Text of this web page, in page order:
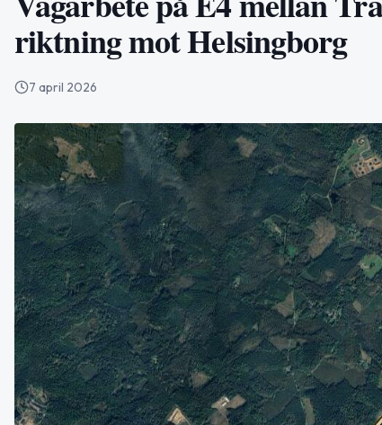
riktning mot Helsingborg
7 april 2026